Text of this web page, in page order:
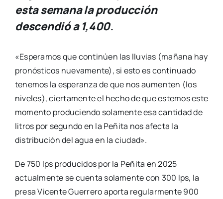
esta semana la producción
descendió a 1,400.
«Esperamos que continúen las lluvias (mañana hay
pronósticos nuevamente), si esto es continuado
tenemos la esperanza de que nos aumenten (los
niveles), ciertamente el hecho de que estemos este
momento produciendo solamente esa cantidad de
litros por segundo en la Peñita nos afecta la
distribución del agua en la ciudad».
De 750 lps producidos por la Peñita en 2025
actualmente se cuenta solamente con 300 lps, la
presa Vicente Guerrero aporta regularmente 900